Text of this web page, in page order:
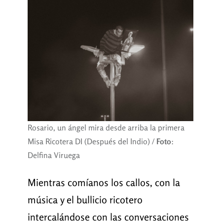
Rosario, un ángel mira desde arriba la primera
Misa Ricotera DI (Después del Indio) / Foto:
Delfina Viruega
Mientras comíanos los callos, con la
música y el bullicio ricotero
intercalándose con las conversaciones